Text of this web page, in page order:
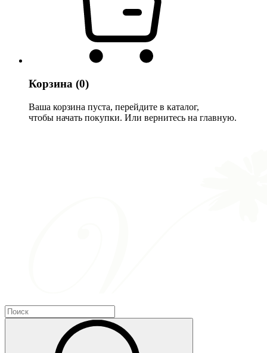
Корзина (0)
Ваша корзина пуста, перейдите в каталог,
чтобы начать покупки. Или вернитесь на главную.